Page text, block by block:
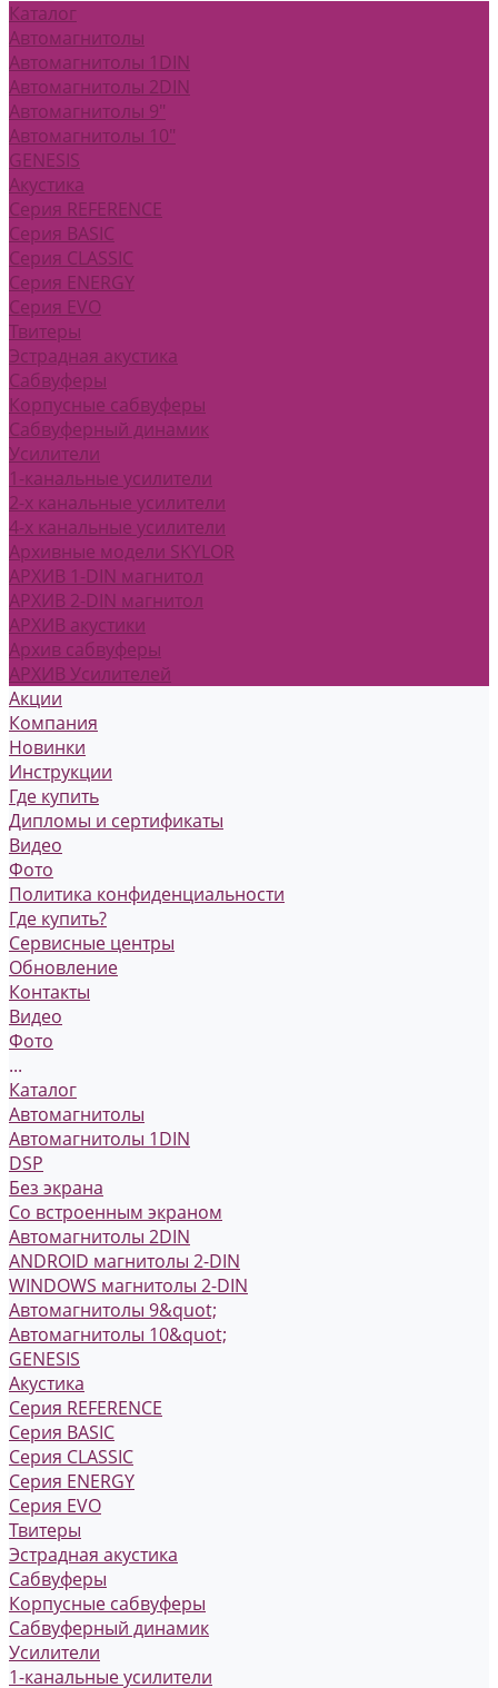
Каталог
Автомагнитолы
Автомагнитолы 1DIN
Автомагнитолы 2DIN
Автомагнитолы 9"
Автомагнитолы 10"
GENESIS
Акустика
Серия REFERENCE
Серия BASIC
Серия CLASSIC
Серия ENERGY
Серия EVO
Твитеры
Эстрадная акустика
Сабвуферы
Корпусные сабвуферы
Сабвуферный динамик
Усилители
1-канальные усилители
2-х канальные усилители
4-х канальные усилители
Архивные модели SKYLOR
АРХИВ 1-DIN магнитол
АРХИВ 2-DIN магнитол
АРХИВ акустики
Архив сабвуферы
АРХИВ Усилителей
Акции
Компания
Новинки
Инструкции
Где купить
Дипломы и сертификаты
Видео
Фото
Политика конфиденциальности
Где купить?
Сервисные центры
Обновление
Контакты
Видео
Фото
...
Каталог
Автомагнитолы
Автомагнитолы 1DIN
DSP
Без экрана
Со встроенным экраном
Автомагнитолы 2DIN
ANDROID магнитолы 2-DIN
WINDOWS магнитолы 2-DIN
Автомагнитолы 9&quot;
Автомагнитолы 10&quot;
GENESIS
Акустика
Серия REFERENCE
Серия BASIC
Серия CLASSIC
Серия ENERGY
Серия EVO
Твитеры
Эстрадная акустика
Сабвуферы
Корпусные сабвуферы
Сабвуферный динамик
Усилители
1-канальные усилители